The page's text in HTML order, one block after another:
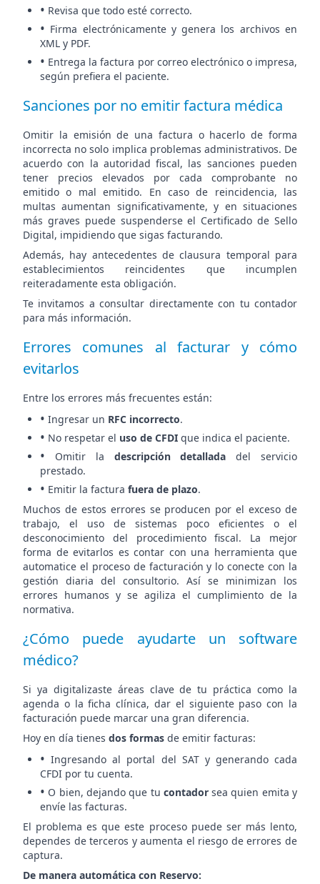
• Revisa que todo esté correcto.
• Firma electrónicamente y genera los archivos en
XML y PDF.
• Entrega la factura por correo electrónico o impresa,
según prefiera el paciente.
Sanciones por no emitir factura médica
Omitir la emisión de una factura o hacerlo de forma
incorrecta no solo implica problemas administrativos. De
acuerdo con la autoridad fiscal, las sanciones pueden
tener precios elevados por cada comprobante no
emitido o mal emitido. En caso de reincidencia, las
multas aumentan significativamente, y en situaciones
más graves puede suspenderse el Certificado de Sello
Digital, impidiendo que sigas facturando.
Además, hay antecedentes de clausura temporal para
establecimientos reincidentes que incumplen
reiteradamente esta obligación.
Te invitamos a consultar directamente con tu contador
para más información.
Errores comunes al facturar y cómo
evitarlos
Entre los errores más frecuentes están:
• Ingresar un RFC incorrecto.
• No respetar el uso de CFDI que indica el paciente.
• Omitir la descripción detallada del servicio
prestado.
• Emitir la factura fuera de plazo.
Muchos de estos errores se producen por el exceso de
trabajo, el uso de sistemas poco eficientes o el
desconocimiento del procedimiento fiscal. La mejor
forma de evitarlos es contar con una herramienta que
automatice el proceso de facturación y lo conecte con la
gestión diaria del consultorio. Así se minimizan los
errores humanos y se agiliza el cumplimiento de la
normativa.
¿Cómo puede ayudarte un software
médico?
Si ya digitalizaste áreas clave de tu práctica como la
agenda o la ficha clínica, dar el siguiente paso con la
facturación puede marcar una gran diferencia.
Hoy en día tienes dos formas de emitir facturas:
• Ingresando al portal del SAT y generando cada
CFDI por tu cuenta.
• O bien, dejando que tu contadorsea quien emita y
envíe las facturas.
El problema es que este proceso puede ser más lento,
dependes de terceros y aumenta el riesgo de errores de
captura.
De manera automática con Reservo: